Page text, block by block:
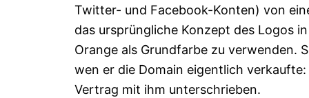
Twitter- und Facebook-Konten) von
das ursprüngliche Konzept des Logos
Orange als Grundfarbe zu verwenden.
wen er die Domain eigentlich
Vertrag mit ihm unterschrieben.